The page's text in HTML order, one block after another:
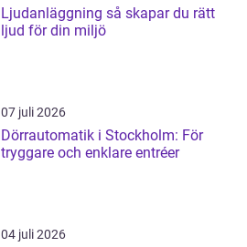
Ljudanläggning så skapar du rätt
ljud för din miljö
07 juli 2026
Dörrautomatik i Stockholm: För
tryggare och enklare entréer
04 juli 2026